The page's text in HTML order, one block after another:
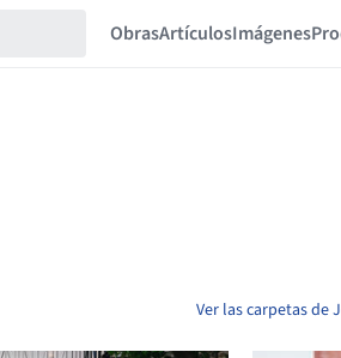
ObrasArtículosImágenes
Ver las carpetas de